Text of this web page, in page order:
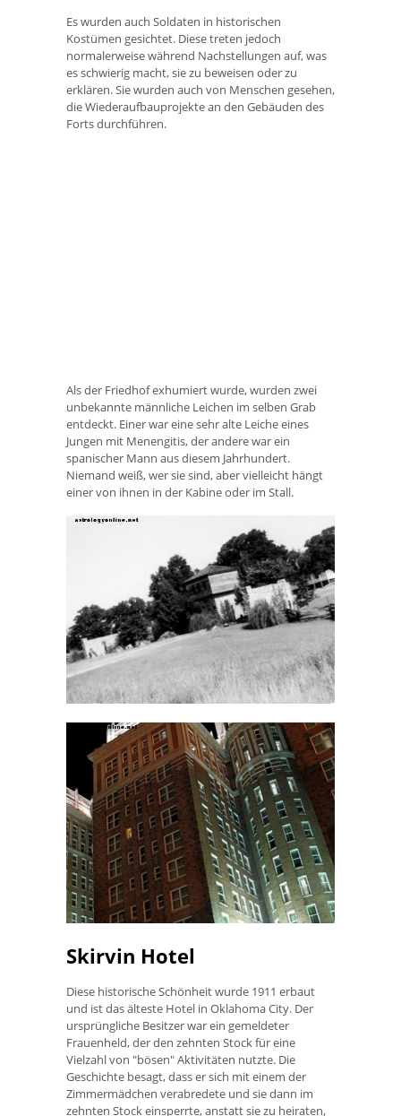
Es wurden auch Soldaten in historischen
Kostümen gesichtet. Diese treten jedoch
normalerweise während Nachstellungen auf, was
es schwierig macht, sie zu beweisen oder zu
erklären. Sie wurden auch von Menschen gesehen,
die Wiederaufbauprojekte an den Gebäuden des
Forts durchführen.
Als der Friedhof exhumiert wurde, wurden zwei
unbekannte männliche Leichen im selben Grab
entdeckt. Einer war eine sehr alte Leiche eines
Jungen mit Menengitis, der andere war ein
spanischer Mann aus diesem Jahrhundert.
Niemand weiß, wer sie sind, aber vielleicht hängt
einer von ihnen in der Kabine oder im Stall.
Skirvin Hotel
Diese historische Schönheit wurde 1911 erbaut
und ist das älteste Hotel in Oklahoma City. Der
ursprüngliche Besitzer war ein gemeldeter
Frauenheld, der den zehnten Stock für eine
Vielzahl von "bösen" Aktivitäten nutzte. Die
Geschichte besagt, dass er sich mit einem der
Zimmermädchen verabredete und sie dann im
zehnten Stock einsperrte, anstatt sie zu heiraten,